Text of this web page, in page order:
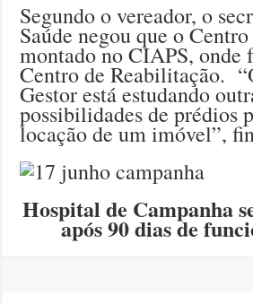
Segundo o vereador, o
Saúde negou que o
montado no CIAPS, onde
Centro de Reabilitação.
Gestor está estudando
possibilidades de prédios
locação de um imóvel”,
Hospital de Campanha
após 90 dias de